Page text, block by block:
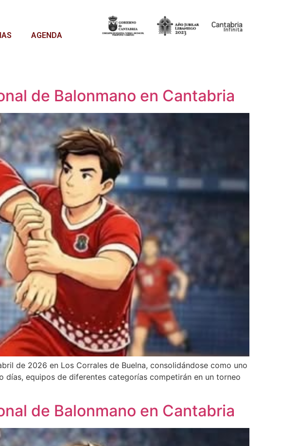
AGENDA
de Balonmano en Cantabria
de 2026 en Los Corrales de Buelna, consolidándose como uno
equipos de diferentes categorías competirán en un torneo
de Balonmano en Cantabria